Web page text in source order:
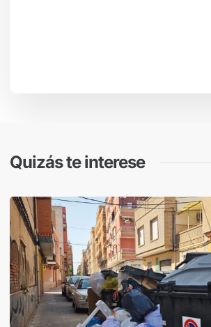
Quizás te interese